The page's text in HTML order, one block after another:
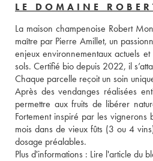
LE DOMAINE
La maison champenoise Robert
maître par Pierre Amillet, un
enjeux environnementaux actuels
sols. Certifié bio depuis 2022, il
Chaque parcelle reçoit un soin
Après des vendanges réalisées
permettre aux fruits de libérer
Fortement inspiré par les
mois dans de vieux fûts (3 ou 4
dosage préalables.
Plus d'informations :